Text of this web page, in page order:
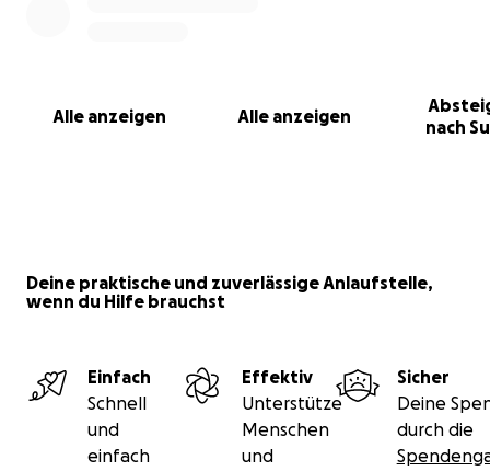
Alle anzeigen Alle anzeigen
nach
Deine praktische und zuverlässige Anlaufstelle,
wenn du Hilfe brauchst
Einfach
Schnell
und
einfach
Effektiv
Unterstütze
Menschen
und
Sicher
Deine
durch die